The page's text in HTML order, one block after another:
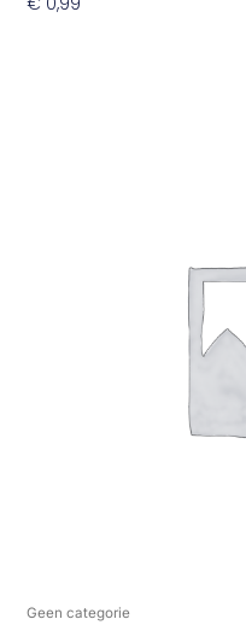
Geen categorie